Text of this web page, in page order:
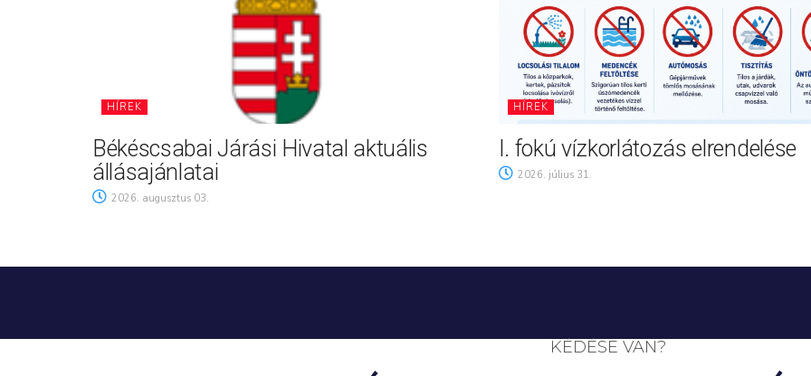
HÍREK
Békéscsabai Járási Hivatal aktuális
állásajánlatai
2026. augusztus 03.
HÍREK
I. fokú vízkorlátozás elrendelése
2026. július 31.
KÉDÉSE VAN?